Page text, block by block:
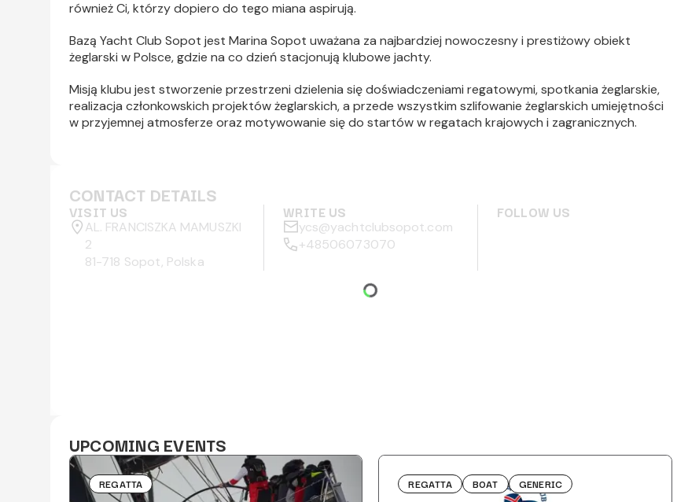
również Ci, którzy dopiero do tego miana aspirują.
Bazą Yacht Club Sopot jest Marina Sopot uważana za najbardziej nowoczesny i prestiżowy obiekt
żeglarski w Polsce, gdzie na co dzień stacjonują klubowe jachty.
Misją klubu jest stworzenie przestrzeni dzielenia się doświadczeniami regatowymi, spotkania żeglarskie,
realizacja członkowskich projektów żeglarskich, a przede wszystkim szlifowanie żeglarskich umiejętności
w przyjemnej atmosferze oraz motywowanie się do startów w regatach krajowych i zagranicznych.
CONTACT DETAILS
VISIT US
AL. FRANCISZKA MAMUSZKI
2
81-718 Sopot, Polska
WRITE US
ycs@yachtclubsopot.com
+48506073070
FOLLOW US
UPCOMING EVENTS
REGATTA REGATTA BOAT GENERIC